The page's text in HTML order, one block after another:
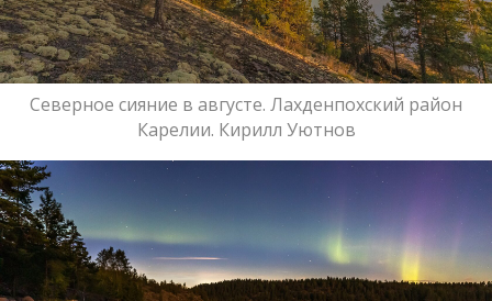
Северное сияние в августе. Лахденпохский район
Карелии. Кирилл Уютнов